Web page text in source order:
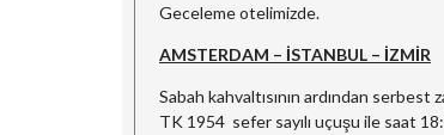
Geceleme otelimizde.
AMSTERDAM – İSTANBUL – İZMİR
Sabah kahvaltısının ardından
TK 1954 sefer sayılı uçuşu ile saat